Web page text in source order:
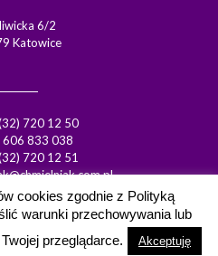
6/2
Katowice
720 12 50
606 833 038
720 12 51
prywatności
cookies zgodnie z Polityką
warunki przechowywania lub
przeglądarce.
Akceptuję